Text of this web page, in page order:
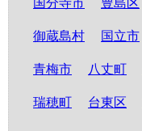
国分寺市 豊島区
御蔵島村 国立市
青梅市 八丈町
瑞穂町 台東区